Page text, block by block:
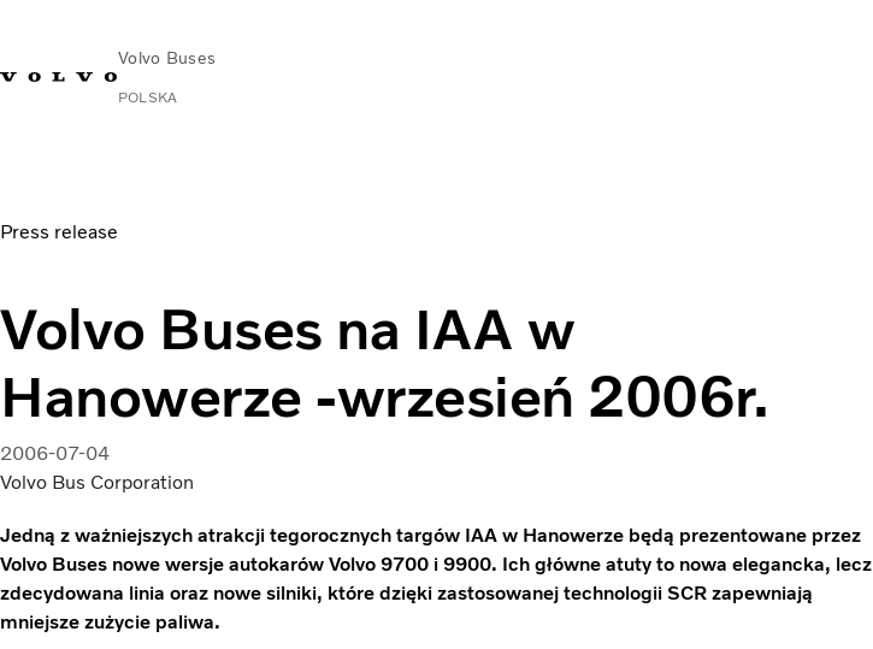
Volvo Buses
POLSKA
Press release
Volvo Buses na IAA w
Hanowerze -wrzesień 2006r.
2006-07-04
Volvo Bus Corporation
Jedną z ważniejszych atrakcji tegorocznych targów IAA w Hanowerze będą prezentowane przez
Volvo Buses nowe wersje autokarów Volvo 9700 i 9900. Ich główne atuty to nowa elegancka, lecz
zdecydowana linia oraz nowe silniki, które dzięki zastosowanej technologii SCR zapewniają
mniejsze zużycie paliwa.